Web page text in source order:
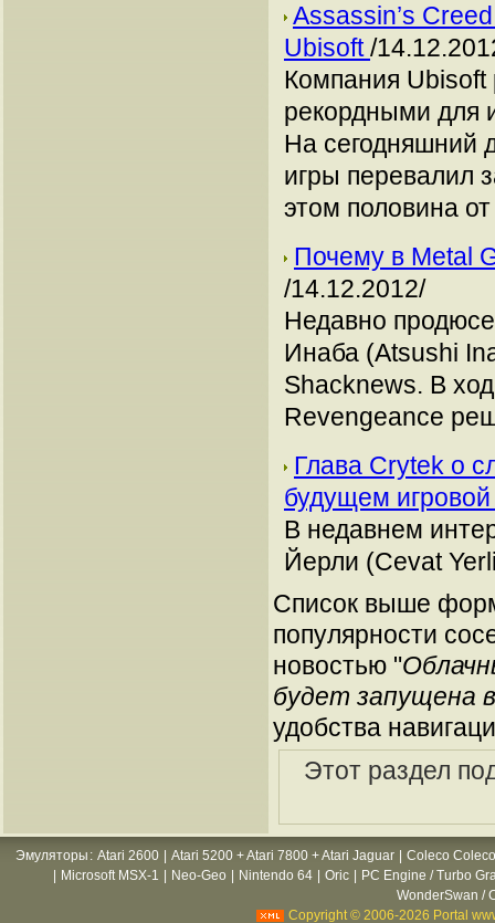
Assassin’s
Ubisoft/
Компания
рекордными для
На сегодняшний
игры перевалил
этом половина
Почему в Metal
/14.12.2012/
Недавно
Инаба (Atsushi
Shacknews. В
Revengeance
Глава Crytek о
будущем
В недавнем
Йерли (Cevat
Список выше
популярности
новостью "
будет запущена
удобства
Этот раздел
Эмуляторы : Atari 2600 Atari 5200 + Atari 7800 + Atari Jaguar
Coleco
Microsoft MSX-1 Neo-Geo Nintendo 64 Oric
PC Engine / Turbo
WonderSwan /
Copyright © 2006-2026 Portal